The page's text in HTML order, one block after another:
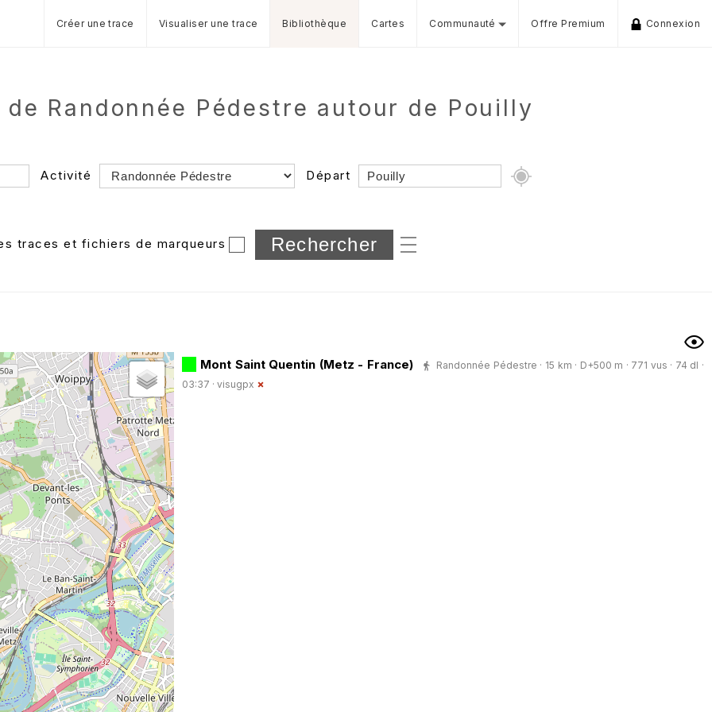
Créer une trace Visualiser une trace Bibliothèque Cartes Communauté Offre Premium Connexion
de Randonnée Pédestre autour de Pouilly
Activité Départ
Dossier
et sous-dossiers
traces et fichiers de marqueurs
Mont Saint Quentin (Metz - France)
Randonnée Pédestre · 15 km · D+500 m · 771 vus · 74 dl ·
03:37 · visugpx